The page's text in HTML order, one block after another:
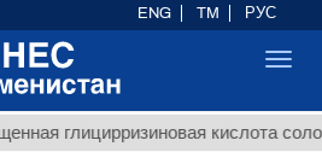
кислота
ENG TM РУС